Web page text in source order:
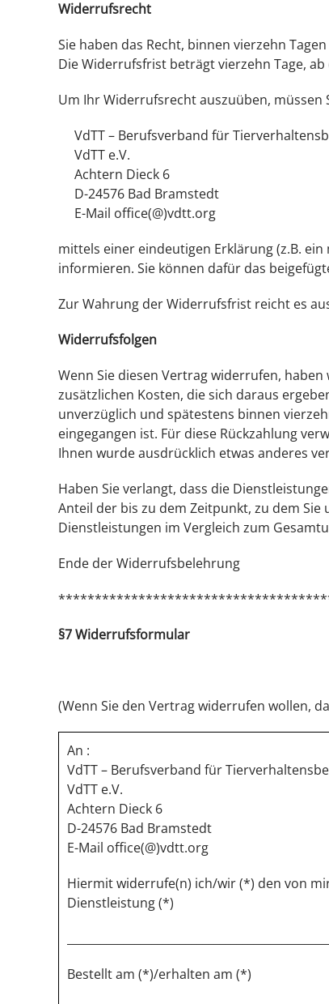
Widerrufsrecht
Sie haben das Recht, binnen vierzehn
Die Widerrufsfrist beträgt vierzehn Tage,
Um Ihr Widerrufsrecht auszuüben, müssen
VdTT – Berufsverband für
VdTT e.V.
Achtern Dieck 6
D-24576 Bad Bramstedt
E-Mail office(@)vdtt.org
mittels einer eindeutigen Erklärung (z.B.
informieren. Sie können dafür das
Zur Wahrung der Widerrufsfrist reicht es
Widerrufsfolgen
Wenn Sie diesen Vertrag widerrufen,
zusätzlichen Kosten, die sich daraus
unverzüglich und spätestens binnen
eingegangen ist. Für diese Rückzahlung
Ihnen wurde ausdrücklich etwas anderes
Haben Sie verlangt, dass die
Anteil der bis zu dem Zeitpunkt, zu dem
Dienstleistungen im Vergleich zum
Ende der Widerrufsbelehrung
§7 Widerrufsformular
(Wenn Sie den Vertrag widerrufen wollen,
An :
VdTT – Berufsverband für
VdTT e.V.
Achtern Dieck 6
D-24576 Bad Bramstedt
E-Mail office(@)vdtt.org
Hiermit widerrufe(n) ich/wir (*) den von
Dienstleistung (*)
Bestellt am (*)/erhalten am (*)